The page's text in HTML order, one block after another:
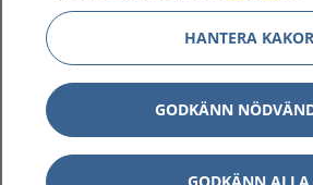
1177 på flera språk
Om 1177
Kontakt
HANTERA KAKOR
GODKÄNN